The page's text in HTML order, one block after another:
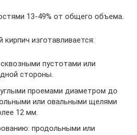
13-49% от общего объема.
изготавливается:
пустотами или
стороны.
проемами диаметром до
или овальными щелями
12 мм.
продольными или